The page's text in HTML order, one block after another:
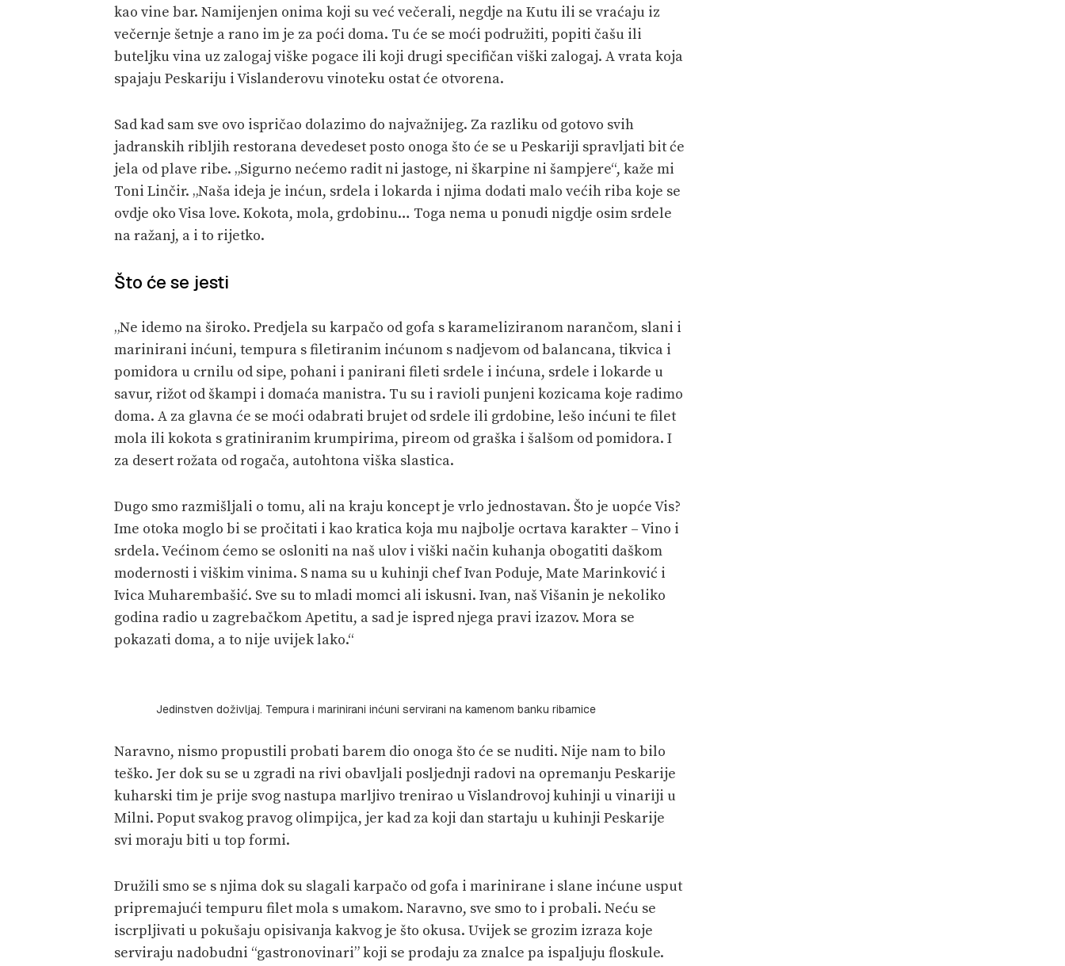
kao vine bar. Namijenjen onima koji su već večerali, negdje na Kutu ili se vraćaju iz
večernje šetnje a rano im je za poći doma. Tu će se moći podružiti, popiti čašu ili
buteljku vina uz zalogaj viške pogace ili koji drugi specifičan viški zalogaj. A vrata koja
spajaju Peskariju i Vislanderovu vinoteku ostat će otvorena.
Sad kad sam sve ovo ispričao dolazimo do najvažnijeg. Za razliku od gotovo svih
jadranskih ribljih restorana devedeset posto onoga što će se u Peskariji spravljati bit će
jela od plave ribe. „Sigurno nećemo radit ni jastoge, ni škarpine ni šampjere“, kaže mi
Toni Linčir. „Naša ideja je inćun, srdela i lokarda i njima dodati malo većih riba koje se
ovdje oko Visa love. Kokota, mola, grdobinu… Toga nema u ponudi nigdje osim srdele
na ražanj, a i to rijetko.
Što će se jesti
„Ne idemo na široko. Predjela su karpačo od gofa s karameliziranom narančom, slani i
marinirani inćuni, tempura s filetiranim inćunom s nadjevom od balancana, tikvica i
pomidora u crnilu od sipe, pohani i panirani fileti srdele i inćuna, srdele i lokarde u
savur, rižot od škampi i domaća manistra. Tu su i ravioli punjeni kozicama koje radimo
doma. A za glavna će se moći odabrati brujet od srdele ili grdobine, lešo inćuni te filet
mola ili kokota s gratiniranim krumpirima, pireom od graška i šalšom od pomidora. I
za desert rožata od rogača, autohtona viška slastica.
Dugo smo razmišljali o tomu, ali na kraju koncept je vrlo jednostavan. Što je uopće Vis?
Ime otoka moglo bi se pročitati i kao kratica koja mu najbolje ocrtava karakter – Vino i
srdela. Većinom ćemo se osloniti na naš ulov i viški način kuhanja obogatiti daškom
modernosti i viškim vinima. S nama su u kuhinji chef Ivan Poduje, Mate Marinković i
Ivica Muharembašić. Sve su to mladi momci ali iskusni. Ivan, naš Višanin je nekoliko
godina radio u zagrebačkom Apetitu, a sad je ispred njega pravi izazov. Mora se
pokazati doma, a to nije uvijek lako.“
Jedinstven doživljaj. Tempura i marinirani inćuni servirani na kamenom banku ribarnice
Naravno, nismo propustili probati barem dio onoga što će se nuditi. Nije nam to bilo
teško. Jer dok su se u zgradi na rivi obavljali posljednji radovi na opremanju Peskarije
kuharski tim je prije svog nastupa marljivo trenirao u Vislandrovoj kuhinji u vinariji u
Milni. Poput svakog pravog olimpijca, jer kad za koji dan startaju u kuhinji Peskarije
svi moraju biti u top formi.
Družili smo se s njima dok su slagali karpačo od gofa i marinirane i slane inćune usput
pripremajući tempuru filet mola s umakom. Naravno, sve smo to i probali. Neću se
iscrpljivati u pokušaju opisivanja kakvog je što okusa. Uvijek se grozim izraza koje
serviraju nadobudni “gastronovinari” koji se prodaju za znalce pa ispaljuju floskule.